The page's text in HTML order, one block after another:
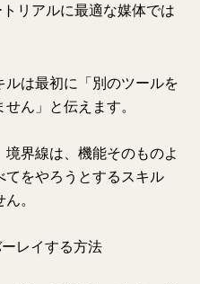
リアルに最適な媒体では
は最初に「別のツールを
ん」と伝えます。
界線は、機能そのものよ
てをやろうとするスキル
。
レイする方法